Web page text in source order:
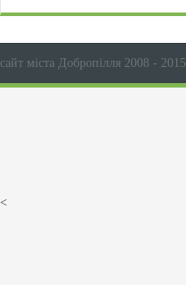
сайт міста Добропілля 2008 - 2015
<